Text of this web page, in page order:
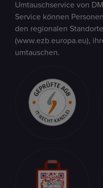
Umtauschservice von
Service können
den regionalen
(www.ezb.europa.eu),
umtauschen.